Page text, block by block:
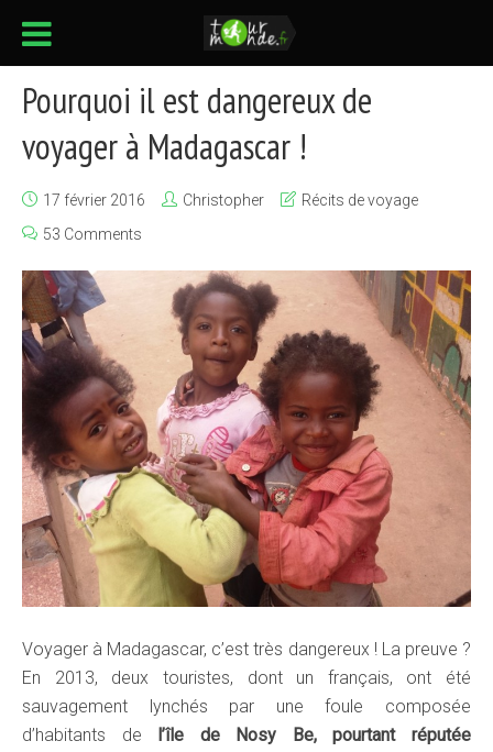
Pourquoi il est dangereux de
voyager à Madagascar !
17 février 2016 Christopher
Récits de voyage
53 Comments
Voyager à Madagascar, c’est très dangereux ! La preuve ?
En 2013, deux touristes, dont un français, ont été
sauvagement lynchés par une foule composée
d’habitants de
l’île de Nosy Be, pourtant réputée